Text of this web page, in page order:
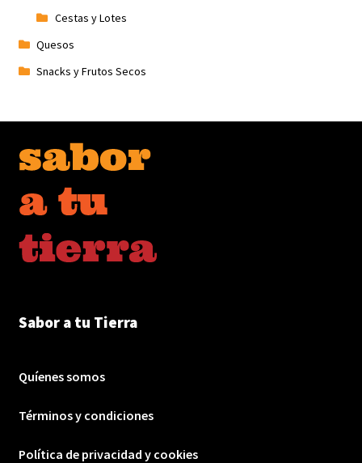
Cestas y Lotes
Quesos
Snacks y Frutos Secos
Sabor a tu Tierra
Quíenes somos
Términos y condiciones
Política de privacidad y cookies